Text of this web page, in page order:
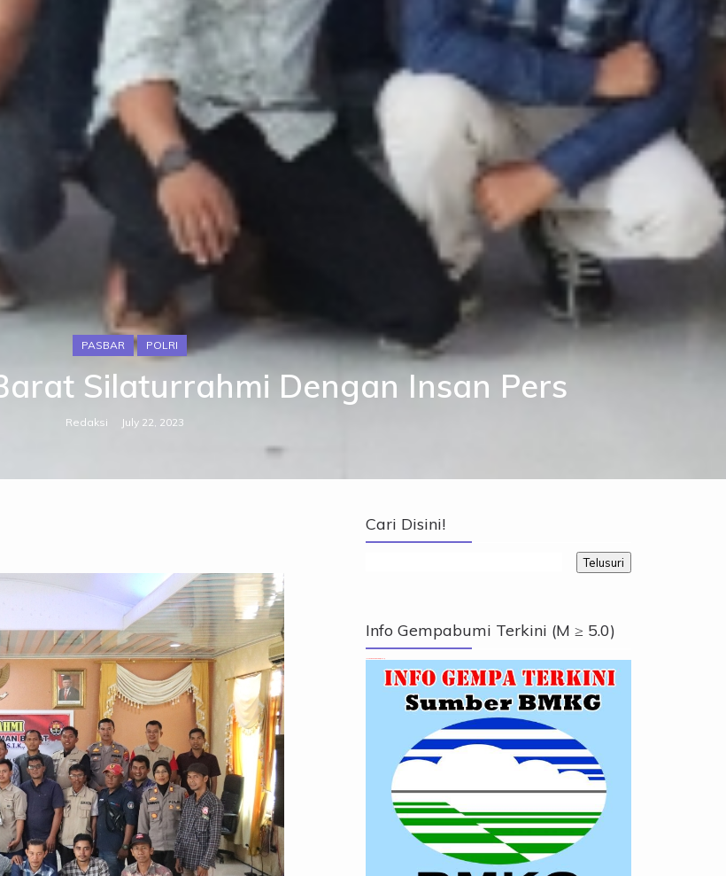
PASBAR POLRI
Silaturrahmi Dengan Insan Pers
Redaksi July 22, 2023
Cari Disini!
Info Gempabumi Terkini (M ≥ 5.0)